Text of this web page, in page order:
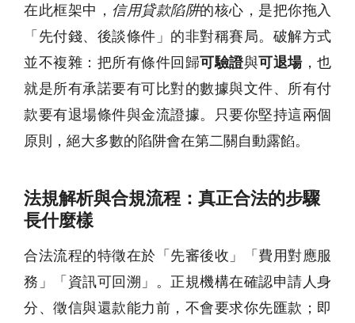
在此框架中， 信用貸款陷阱的核心，是把你拖入
「先付錢、後談條件」的非對稱賽局。破解方式
並不複雜：把所有條件回歸可驗證與可退場，也
就是所有承諾要有可比對的數據與文件、所有付
款要有退場條件與金流證據。只要你堅持這兩個
原則，絕大多數的陷阱會在第二關自動露餡。
法規解析與合規流程：真正合法的步驟
長什麼樣
合法流程的特徵在於「先審後收」「費用對應服
務」「資訊可回溯」。正規機構在確認申請人身
分、徵信與還款能力前，不會要求你先匯款；即